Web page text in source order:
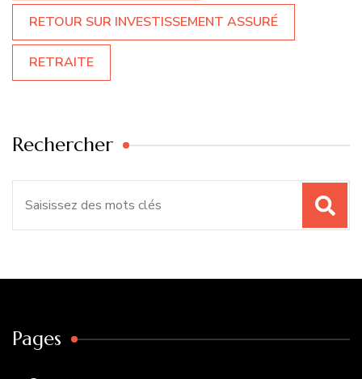
RETOUR SUR INVESTISSEMENT ASSURÉ
RETRAITE
Rechercher
Pages